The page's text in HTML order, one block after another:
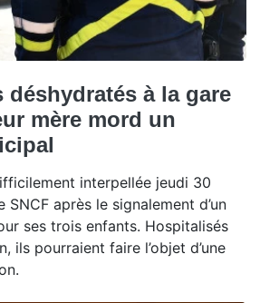
déshydratés à la gare
mère mord un
interpellée jeudi 30
SNCF après le signalement d’un
ses trois enfants. Hospitalisés
ils pourraient faire l’objet d’une